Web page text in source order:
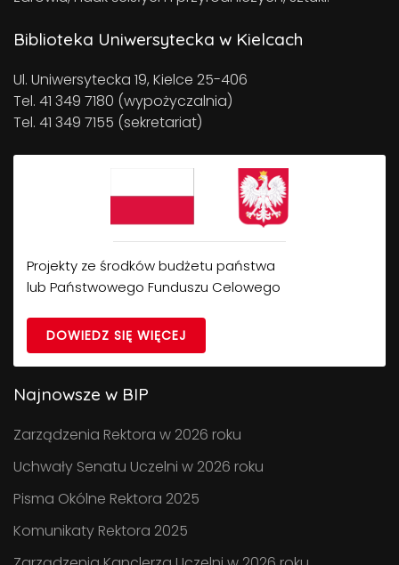
Biblioteka Uniwersytecka w Kielcach
Ul. Uniwersytecka 19, Kielce 25-406
Tel. 41 349 7180 (wypożyczalnia)
Tel. 41 349 7155 (sekretariat)
Projekty ze środków budżetu państwa
lub Państwowego Funduszu Celowego
DOWIEDZ SIĘ WIĘCEJ
Najnowsze w BIP
Zarządzenia Rektora w 2026 roku
Uchwały Senatu Uczelni w 2026 roku
Pisma Okólne Rektora 2025
Komunikaty Rektora 2025